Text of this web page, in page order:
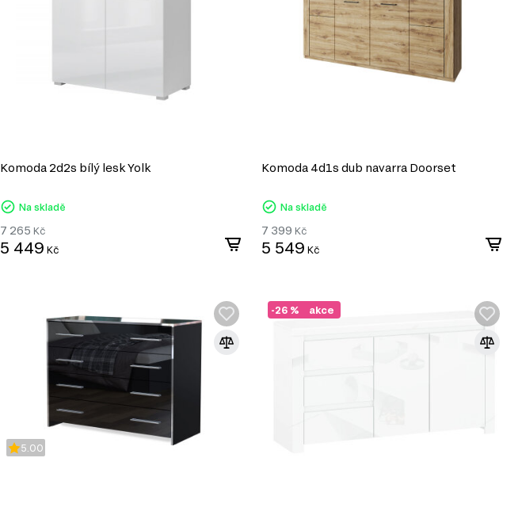
Komoda 2d2s bílý lesk Yolk
Na skladě
7 265 Kč
5 449 Kč
Komoda 4d1s dub navarra Doorset
Na skladě
7 399 Kč
5 549 Kč
5.00
akce
-26 %